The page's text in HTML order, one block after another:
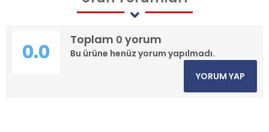
Toplam 0 yorum
Bu ürüne henüz yorum yapılmadı.
0.0
YORUM YAP